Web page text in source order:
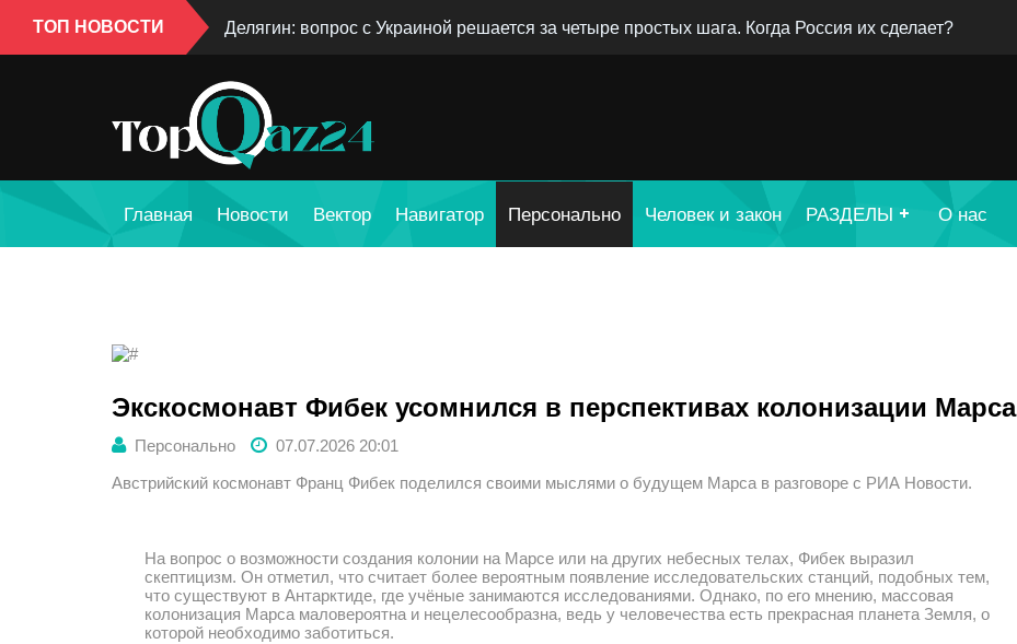
ТОП НОВОСТИ Делягин: вопрос с Украиной решается за четыре простых шага. Когда Россия их сделает?
Главная Новости Вектор Навигатор Персонально Человек и закон РАЗДЕЛЫ О нас
Экскосмонавт Фибек усомнился в перспективах колонизации Марса
Персонально
07.07.2026 20:01
Австрийский космонавт Франц Фибек поделился своими мыслями о будущем Марса в разговоре с РИА Новости.
На вопрос о возможности создания колонии на Марсе или на других небесных телах, Фибек выразил
скептицизм. Он отметил, что считает более вероятным появление исследовательских станций, подобных тем,
что существуют в Антарктиде, где учёные занимаются исследованиями. Однако, по его мнению, массовая
колонизация Марса маловероятна и нецелесообразна, ведь у человечества есть прекрасная планета Земля, о
которой необходимо заботиться.